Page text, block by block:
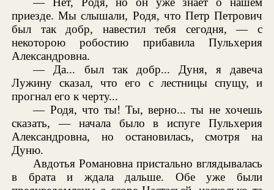
приезде. Мы слышали, Родя, что Петр Петрович
был так добр, навестил тебя сегодня, — с
некоторою робостию прибавила Пульхерия
Александровна.
— Да... был так добр... Дуня, я давеча
Лужину сказал, что его с лестницы спущу, и
прогнал его к черту...
— Родя, что ты! Ты, верно... ты не хочешь
сказать, — начала было в испуге Пульхерия
Александровна, но остановилась, смотря на
Дуню.
Авдотья Романовна пристально вглядывалась
в брата и ждала дальше. Обе уже были